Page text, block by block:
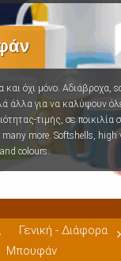
και όχι μόνο. Αδιάβροχα,
άλλα για να καλύψουν
τιμής, σε
many more. Softshells, high
colours.
Γενική - Διάφορα
Μπουφάν